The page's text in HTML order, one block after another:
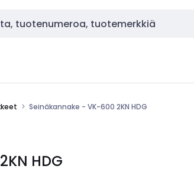
Seinäkannake - VK-600 2KN HDG
HDG